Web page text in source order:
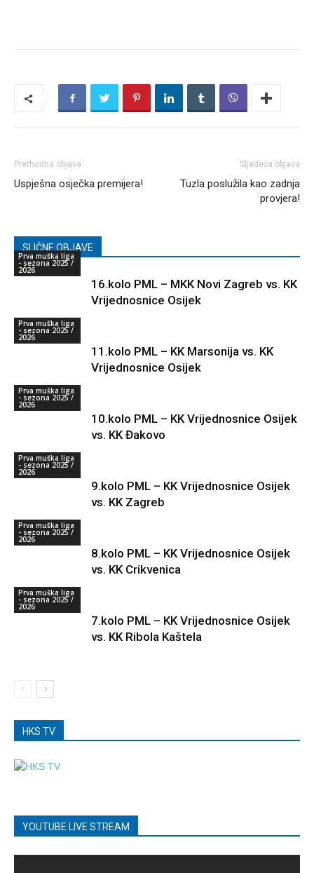
Prethodna objava
Uspješna osječka premijera!
Sljedeća objava
Tuzla poslužila kao zadnja
provjera!
SLIČNE OBJAVE
Prva muška liga
- sezona 2025 /
2026
16.kolo PML – MKK Novi Zagreb vs. KK
Vrijednosnice Osijek
Prva muška liga
- sezona 2025 /
2026
11.kolo PML – KK Marsonija vs. KK
Vrijednosnice Osijek
Prva muška liga
- sezona 2025 /
2026
10.kolo PML – KK Vrijednosnice Osijek
vs. KK Đakovo
Prva muška liga
- sezona 2025 /
2026
9.kolo PML – KK Vrijednosnice Osijek
vs. KK Zagreb
Prva muška liga
- sezona 2025 /
2026
8.kolo PML – KK Vrijednosnice Osijek
vs. KK Crikvenica
Prva muška liga
- sezona 2025 /
2026
7.kolo PML – KK Vrijednosnice Osijek
vs. KK Ribola Kaštela
HKS TV
YOUTUBE LIVE STREAM